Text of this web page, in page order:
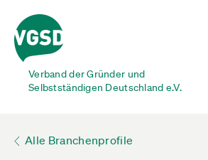
Verband der Gründer und
Selbstständigen Deutschland e.V.
Alle Branchenprofile